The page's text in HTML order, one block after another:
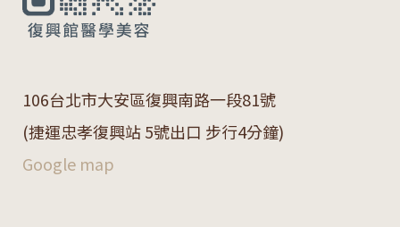
106台北市大安區復興南路一段81號
(捷運忠孝復興站 5號出口 步行4分鐘)
Google map